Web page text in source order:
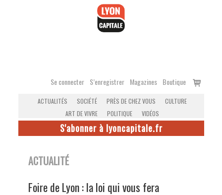
Se connecter S’enregistrer Magazines Boutique
Voir
ACTUALITÉS SOCIÉTÉ PRÈS DE CHEZ VOUS
CULTURE
ART DE VIVRE
POLITIQUE VIDÉOS
S'abonner à lyoncapitale.fr
ACTUALITÉ
Foire de Lyon : la loi qui vous fera